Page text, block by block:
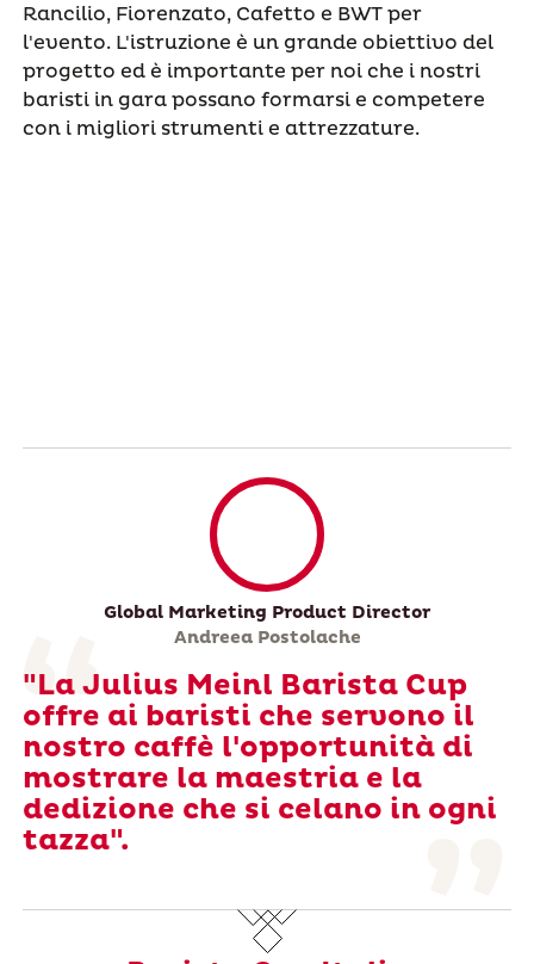
Rancilio, Fiorenzato, Cafetto e BWT per
l'evento. L'istruzione è un grande obiettivo del
progetto ed è importante per noi che i nostri
baristi in gara possano formarsi e competere
con i migliori strumenti e attrezzature.
Global Marketing Product Director
Andreea Postolache
"La Julius Meinl Barista Cup
offre ai baristi che servono il
nostro caffè l'opportunità di
mostrare la maestria e la
dedizione che si celano in ogni
tazza".